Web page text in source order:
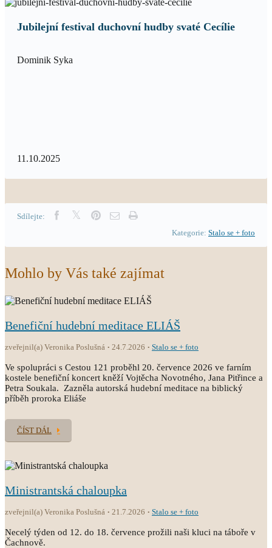
Jubilejní festival duchovní hudby svaté Cecílie
Dominik Syka
11.10.2025
Sdílejte:
Kategorie: Stalo se + foto
Mohlo by Vás také zajímat
Benefiční hudební meditace ELIÁŠ
zveřejnil(a) Veronika Poslušná 24.7.2026 Stalo se + foto
Ve spolupráci s Cestou 121 proběhl 20. července 2026 ve farním
kostele benefiční koncert kněží Vojtěcha Novotného, Jana Pitřince a
Petra Soukala. Zazněla autorská hudební meditace na biblický
příběh proroka Eliáše
ČÍST DÁL
Ministrantská chaloupka
zveřejnil(a) Veronika Poslušná 21.7.2026 Stalo se + foto
Necelý týden od 12. do 18. července prožili naši kluci na táboře v
Čachnově.